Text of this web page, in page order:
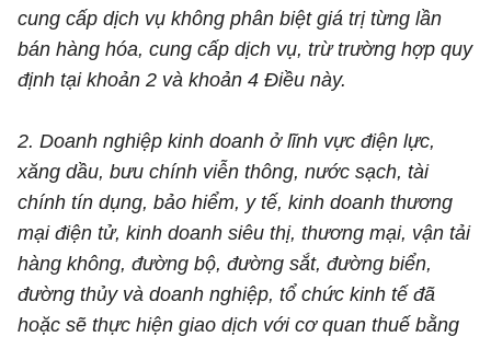
cung cấp dịch vụ không phân biệt giá trị từng lần
bán hàng hóa, cung cấp dịch vụ, trừ trường hợp quy
định tại khoản 2 và khoản 4 Điều này.
2. Doanh nghiệp kinh doanh ở lĩnh vực điện lực,
xăng dầu, bưu chính viễn thông, nước sạch, tài
chính tín dụng, bảo hiểm, y tế, kinh doanh thương
mại điện tử, kinh doanh siêu thị, thương mại, vận tải
hàng không, đường bộ, đường sắt, đường biển,
đường thủy và doanh nghiệp, tổ chức kinh tế đã
hoặc sẽ thực hiện giao dịch với cơ quan thuế bằng